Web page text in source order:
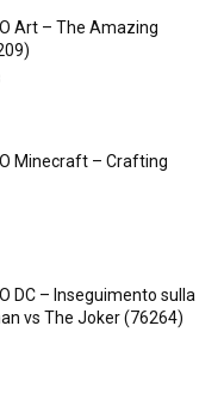
Art – The Amazing
Minecraft – Crafting
DC – Inseguimento sulla
vs The Joker (76264)